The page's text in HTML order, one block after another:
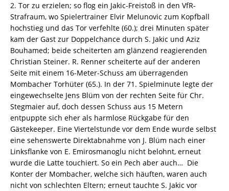
2. Tor zu erzielen; so flog ein Jakic-Freistoß in den VfR-
Strafraum, wo Spielertrainer Elvir Melunovic zum Kopfball
hochstieg und das Tor verfehlte (60.); drei Minuten später
kam der Gast zur Doppelchance durch S. Jakic und Aziz
Bouhamed; beide scheiterten am glänzend reagierenden
Christian Steiner. R. Renner scheiterte auf der anderen
Seite mit einem 16-Meter-Schuss am überragenden
Mombacher Torhüter (65.). In der 71. Spielminute legte der
eingewechselte Jens Blüm von der rechten Seite für Chr.
Stegmaier auf, doch dessen Schuss aus 15 Metern
entpuppte sich eher als harmlose Rückgabe für den
Gästekeeper. Eine Viertelstunde vor dem Ende wurde selbst
eine sehenswerte Direktabnahme von J. Blüm nach einer
Linksflanke von E. Emirosmanoglu nicht belohnt, erneut
wurde die Latte touchiert. So ein Pech aber auch… Die
Konter der Mombacher, welche sich häuften, waren auch
nicht von schlechten Eltern; erneut tauchte S. Jakic vor